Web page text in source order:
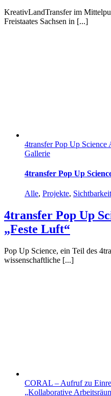
KreativLandTransfer im
Freistaates Sachsen in [...]
4transfer Pop Up Science
Gallerie
4transfer Pop Up
Alle, Projekte, Sichtbarkeit
4transfer Pop Up
„Feste Luft“
Pop Up Science, ein Teil des
wissenschaftliche [...]
CORAL – Aufruf zu
„Kollaborative